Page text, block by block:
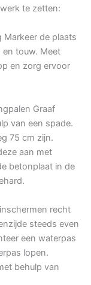
te zetten:
Markeer de plaats
touw. Meet
en zorg ervoor
Graaf
van een spade.
75 cm zijn.
aan met
betonplaat in de
recht
steeds even
een waterpas
lopen.
behulp van